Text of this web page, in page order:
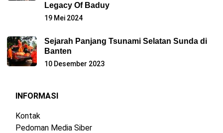
Legacy Of Baduy
19 Mei 2024
Sejarah Panjang Tsunami Selatan Sunda di
Banten
10 Desember 2023
INFORMASI
Kontak
Pedoman Media Siber